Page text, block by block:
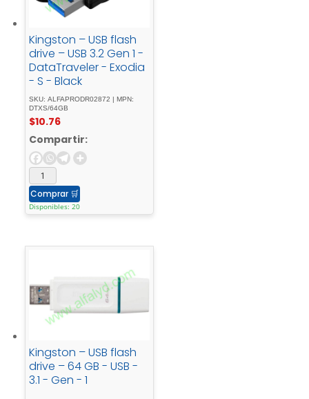
Kingston – USB flash
drive – USB 3.2 Gen 1 -
DataTraveler - Exodia
- S - Black
SKU: ALFAPRODR02872 | MPN:
DTXS/64GB
$10.76
Compartir:
Comprar 🛒
Disponibles: 20
Kingston – USB flash
drive – 64 GB - USB -
3.1 - Gen - 1